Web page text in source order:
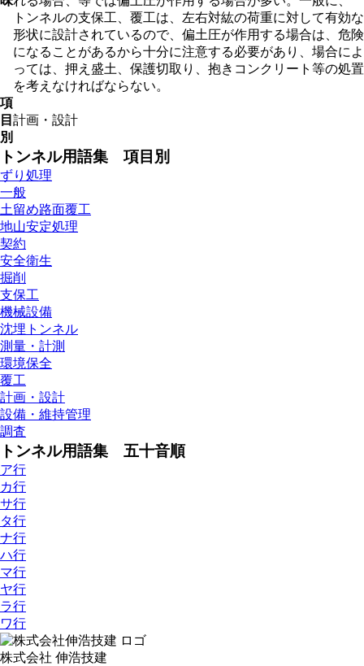
トンネルの支保工、覆工は、左右対紘の荷重に対して有効な
形状に設計されているので、偏土圧が作用する場合は、危険
になることがあるから十分に注意する必要があり、場合によ
っては、押え盛土、保護切取り、抱きコンクリート等の処置
を考えなければならない。
項
目
別
計画・設計
トンネル用語集 項目別
ずり処理
一般
土留め路面覆工
地山安定処理
契約
安全衛生
掘削
支保工
機械設備
沈埋トンネル
測量・計測
環境保全
覆工
計画・設計
設備・維持管理
調査
トンネル用語集 五十音順
ア行
カ行
サ行
タ行
ナ行
ハ行
マ行
ヤ行
ラ行
ワ行
株式会社 伸浩技建